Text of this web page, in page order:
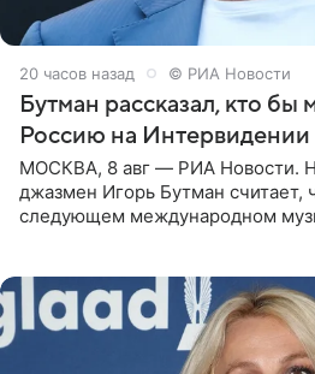
20 часов назад © РИА Новости
Бутман рассказал, кто бы
Россию на Интервидении
МОСКВА, 8 авг — РИА Новости.
джазмен Игорь Бутман считает,
следующем международном